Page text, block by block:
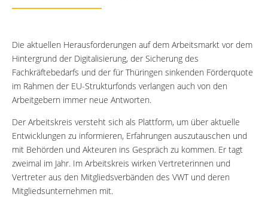
Die aktuellen Herausforderungen auf dem Arbeitsmarkt vor dem
Hintergrund der Digitalisierung, der Sicherung des
Fachkräftebedarfs und der für Thüringen sinkenden Förderquote
im Rahmen der EU-Strukturfonds verlangen auch von den
Arbeitgebern immer neue Antworten.
Der Arbeitskreis versteht sich als Plattform, um über aktuelle
Entwicklungen zu informieren, Erfahrungen auszutauschen und
mit Behörden und Akteuren ins Gespräch zu kommen. Er tagt
zweimal im Jahr. Im Arbeitskreis wirken Vertreterinnen und
Vertreter aus den Mitgliedsverbänden des VWT und deren
Mitgliedsunternehmen mit.